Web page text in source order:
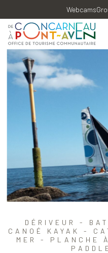
Webcams
DÉRIVEUR -
CANOÉ KAYAK -
MER - PLANCHE